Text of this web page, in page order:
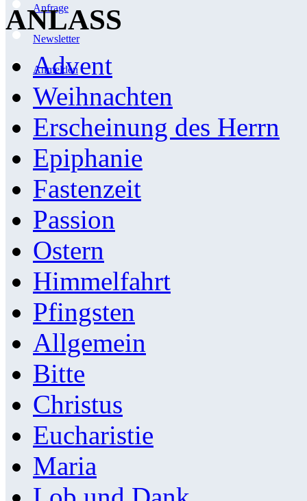
Anfrage
Newsletter
Anmelden
ANLASS
Advent
Weihnachten
Erscheinung des Herrn
Epiphanie
Fastenzeit
Passion
Ostern
Himmelfahrt
Pfingsten
Allgemein
Bitte
Christus
Eucharistie
Maria